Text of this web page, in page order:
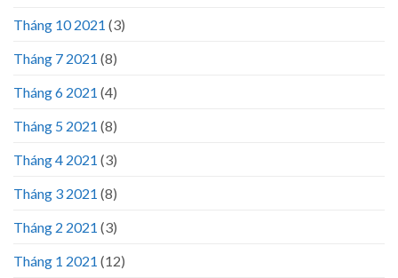
Tháng 10 2021 (3)
Tháng 7 2021 (8)
Tháng 6 2021 (4)
Tháng 5 2021 (8)
Tháng 4 2021 (3)
Tháng 3 2021 (8)
Tháng 2 2021 (3)
Tháng 1 2021 (12)